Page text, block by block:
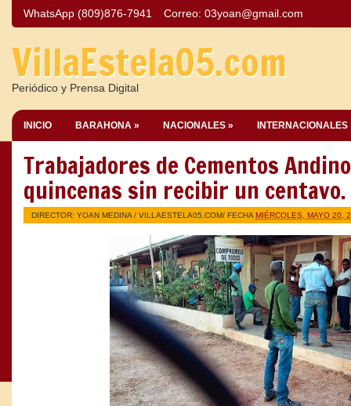
WhatsApp (809)876-7941 Correo: 03yoan@gmail.com
VillaEstela05.com
Periódico y Prensa Digital
INICIO BARAHONA » NACIONALES » INTERNACIONALES
Trabajadores de Cementos
quincenas sin recibir un centavo.
DIRECTOR: YOAN MEDINA / VILLAESTELA05.COM/ FECHA MIÉRCOLES, MAYO 20,